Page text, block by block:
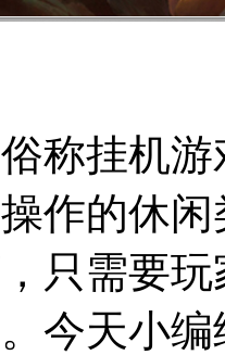
称挂机
作的休
只需要
今天小